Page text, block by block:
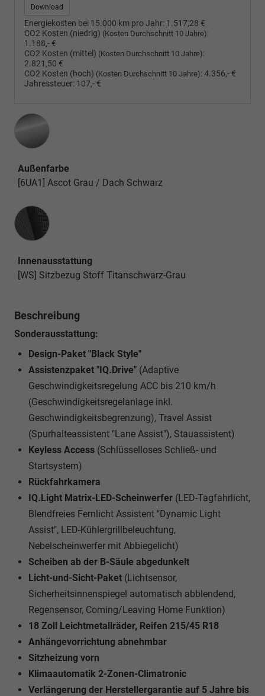
Download
Energiekosten bei 15.000 km pro Jahr: 1.517,28 €
CO2 Kosten (niedrig) (Kosten Durchschnitt 10 Jahre):
1.188,- €
CO2 Kosten (mittel) (Kosten Durchschnitt 10 Jahre):
2.821,50 €
CO2 Kosten (hoch) (Kosten Durchschnitt 10 Jahre):4.356,- €
Jahressteuer: 107,- €
Außenfarbe
[6UA1] Ascot Grau / Dach Schwarz
Innenausstattung
Innenausstattung
[WS] Sitzbezug Stoff Titanschwarz-Grau
Beschreibung
Sonderausstattung:
Design-Paket "Black Style"
Assistenzpaket "IQ.Drive" (Adaptive
Geschwindigkeitsregelung ACC bis 210 km/h
(Geschwindigkeitsregelanlage inkl.
Geschwindigkeitsbegrenzung), Travel Assist
(Spurhalteassistent "Lane Assist"), Stauassistent)
Keyless Access (Schlüsselloses Schließ- und
Startsystem)
Rückfahrkamera
IQ.Light Matrix-LED-Scheinwerfer (LED-Tagfahrlicht,
Blendfreies Fernlicht Assistent "Dynamic Light
Assist", LED-Kühlergrillbeleuchtung,
Nebelscheinwerfer mit Abbiegelicht)
Scheiben ab der B-Säule abgedunkelt
Licht-und-Sicht-Paket (Lichtsensor,
Sicherheitsinnenspiegel automatisch abblendend,
Regensensor, Coming/Leaving Home Funktion)
18 Zoll Leichtmetallräder, Reifen 215/45 R18
Anhängevorrichtung abnehmbar
Sitzheizung vorn
Klimaautomatik 2-Zonen-Climatronic
Verlängerung der Herstellergarantie auf 5 Jahre bis